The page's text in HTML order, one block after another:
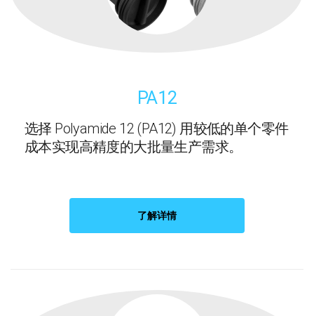
PA12
选择 Polyamide 12 (PA12) 用较低的单个零件
成本实现高精度的大批量生产需求。
了解详情